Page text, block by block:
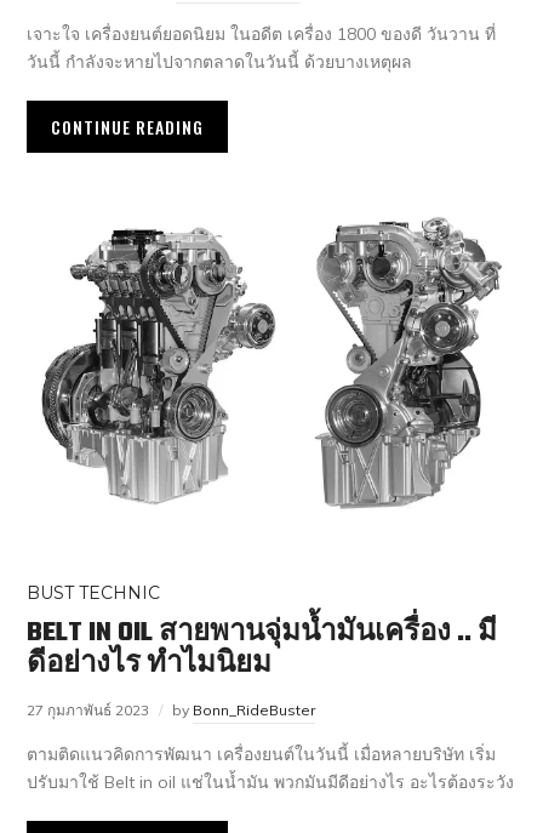
เจาะใจ เครื่องยนต์ยอดนิยม ในอดีต เครื่อง 1800 ของดี วันวาน ที่
วันนี้ กำลังจะหายไปจากตลาดในวันนี้ ด้วยบางเหตุผล
CONTINUE READING
BUST TECHNIC
BELT IN OIL สายพานจุ่มน้ำมันเครื่อง .. มี
ดีอย่างไร ทำไมนิยม
27 กุมภาพันธ์ 2023 by Bonn_RideBuster
ตามติดแนวคิดการพัฒนา เครื่องยนต์ในวันนี้ เมื่อหลายบริษัท เริ่ม
ปรับมาใช้ Belt in oil แช่ในน้ำมัน พวกมันมีดีอย่างไร อะไรต้องระวัง